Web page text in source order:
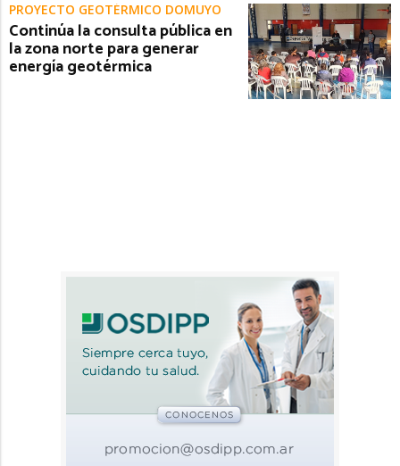
PROYECTO GEOTÉRMICO DOMUYO
Continúa la consulta pública en
la zona norte para generar
energía geotérmica